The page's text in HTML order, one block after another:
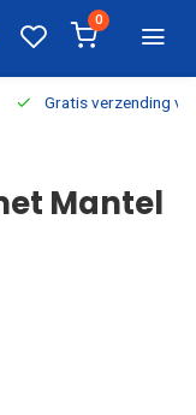
0
Gratis verzending
Mantel